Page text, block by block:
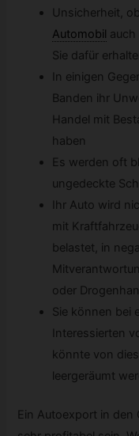
Unsicherheit,
Automobil
Sie dafür
In einigen
Banden ihr
Handel mit
haben
Es werden oft
ungedeckte
Ihr Auto wird
mit
belastet, in
oder
Sie können bei
Interessierten
könnte von
leergeräumt
Ein Autoexport in den